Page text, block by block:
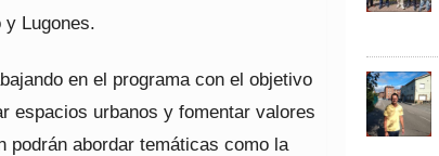
y Lugones.
en el programa con el objetivo
espacios urbanos y fomentar valores
podrán abordar temáticas como la